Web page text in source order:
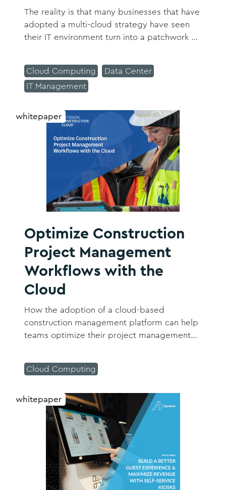
The reality is that many businesses that have
adopted a multi-cloud strategy have seen
their IT environment turn into a patchwork of
Cloud Computing
Data Center
IT Management
whitepaper
Optimize Construction
Project Management
Workflows with the
Cloud
How the adoption of a cloud-based
construction management platform can help
teams optimize their project management
Cloud Computing
whitepaper